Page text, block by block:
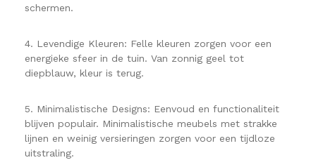
schermen.
4. Levendige Kleuren: Felle kleuren zorgen voor een
energieke sfeer in de tuin. Van zonnig geel tot
diepblauw, kleur is terug.
5. Minimalistische Designs: Eenvoud en functionaliteit
blijven populair. Minimalistische meubels met strakke
lijnen en weinig versieringen zorgen voor een tijdloze
uitstraling.